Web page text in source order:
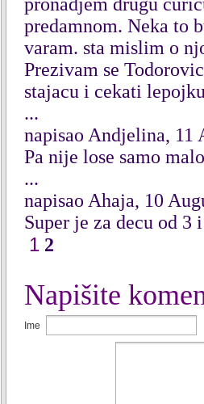
predamnom. Neka to
varam. sta mislim o
Prezivam se
stajacu i cekati
...
napisao Andjelina, 11
Pa nije lose samo
...
napisao Ahaja, 10
Super je za decu od 3
1 2
Napišite
Ime